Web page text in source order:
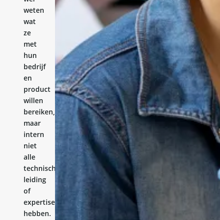
weten
wat
ze
met
hun
bedrijf
en
product
willen
bereiken,
maar
intern
niet
alle
technische
leiding
of
expertise
hebben.